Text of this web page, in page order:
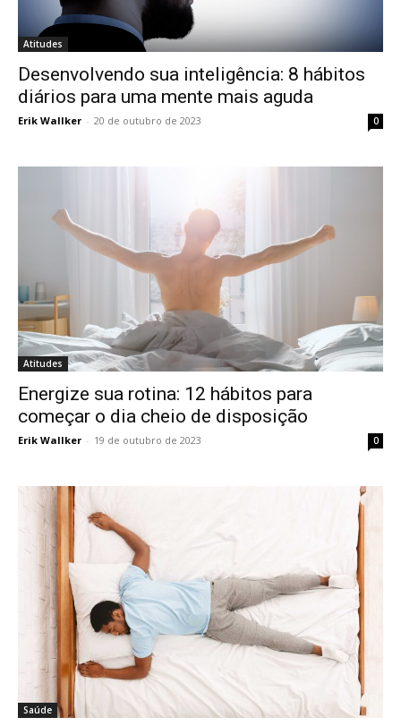
Atitudes
Desenvolvendo sua inteligência: 8 hábitos
diários para uma mente mais aguda
Erik Wallker - 20 de outubro de 2023 0
Atitudes
Energize sua rotina: 12 hábitos para
começar o dia cheio de disposição
Erik Wallker - 19 de outubro de 2023 0
Saúde